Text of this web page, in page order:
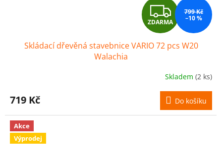
Z
D
A
R
M
A
ZDARMA
799 Kč
–10 %
Skládací dřevěná stavebnice VARIO 72 pcs W20
Walachia
Skladem (2 ks)
719 Kč Do košíku
Akce
Výprodej